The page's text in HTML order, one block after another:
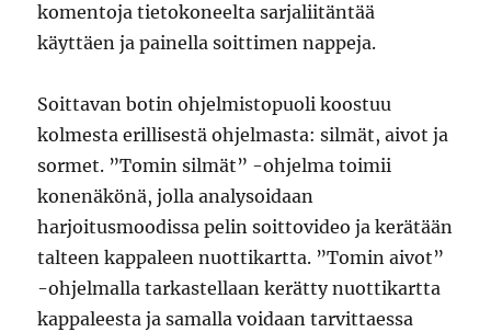
komentoja tietokoneelta sarjaliitäntää
käyttäen ja painella soittimen nappeja.
Soittavan botin ohjelmistopuoli koostuu
kolmesta erillisestä ohjelmasta: silmät, aivot ja
sormet. ”Tomin silmät” -ohjelma toimii
konenäkönä, jolla analysoidaan
harjoitusmoodissa pelin soittovideo ja kerätään
talteen kappaleen nuottikartta. ”Tomin aivot”
-ohjelmalla tarkastellaan kerätty nuottikartta
kappaleesta ja samalla voidaan tarvittaessa